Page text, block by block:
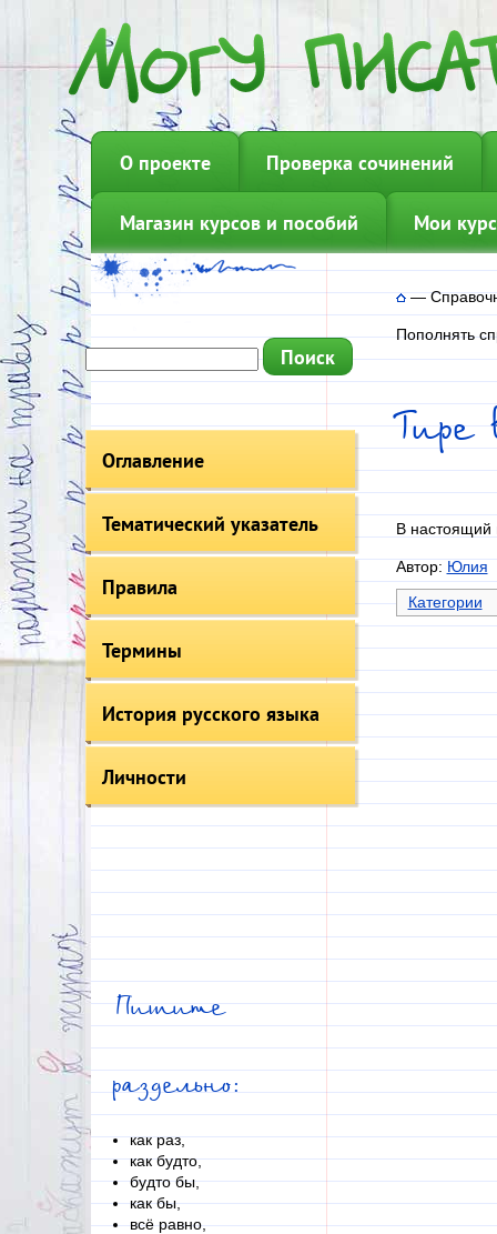
О проекте Проверка сочинений
Магазин курсов и пособий Мои
Оглавление
Тематический указатель
Правила
Термины
История русского языка
Личности
Пишите
раздельно:
как раз,
как будто,
будто бы,
как бы,
всё равно,
—
Пополнять
В настоящий
Автор: Юлия
Категории